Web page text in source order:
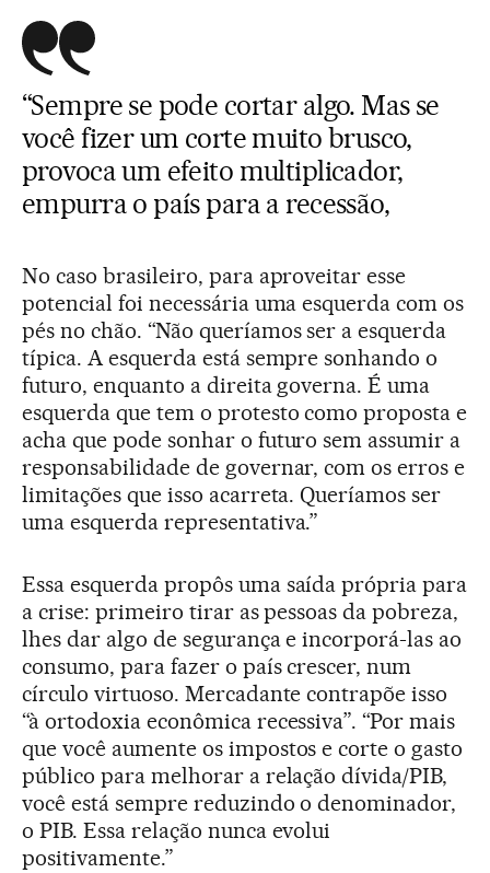
“Sempre se pode cortar algo. Mas se
você fizer um corte muito brusco,
provoca um efeito multiplicador,
empurra o país para a recessão,
No caso brasileiro, para aproveitar esse
potencial foi necessária uma esquerda com os
pés no chão. “Não queríamos ser a esquerda
típica. A esquerda está sempre sonhando o
futuro, enquanto a direita governa. É uma
esquerda que tem o protesto como proposta e
acha que pode sonhar o futuro sem assumir a
responsabilidade de governar, com os erros e
limitações que isso acarreta. Queríamos ser
uma esquerda representativa.”
Essa esquerda propôs uma saída própria para
a crise: primeiro tirar as pessoas da pobreza,
lhes dar algo de segurança e incorporá-las ao
consumo, para fazer o país crescer, num
círculo virtuoso. Mercadante contrapõe isso
“à ortodoxia econômica recessiva”. “Por mais
que você aumente os impostos e corte o gasto
público para melhorar a relação dívida/PIB,
você está sempre reduzindo o denominador,
o PIB. Essa relação nunca evolui
positivamente.”